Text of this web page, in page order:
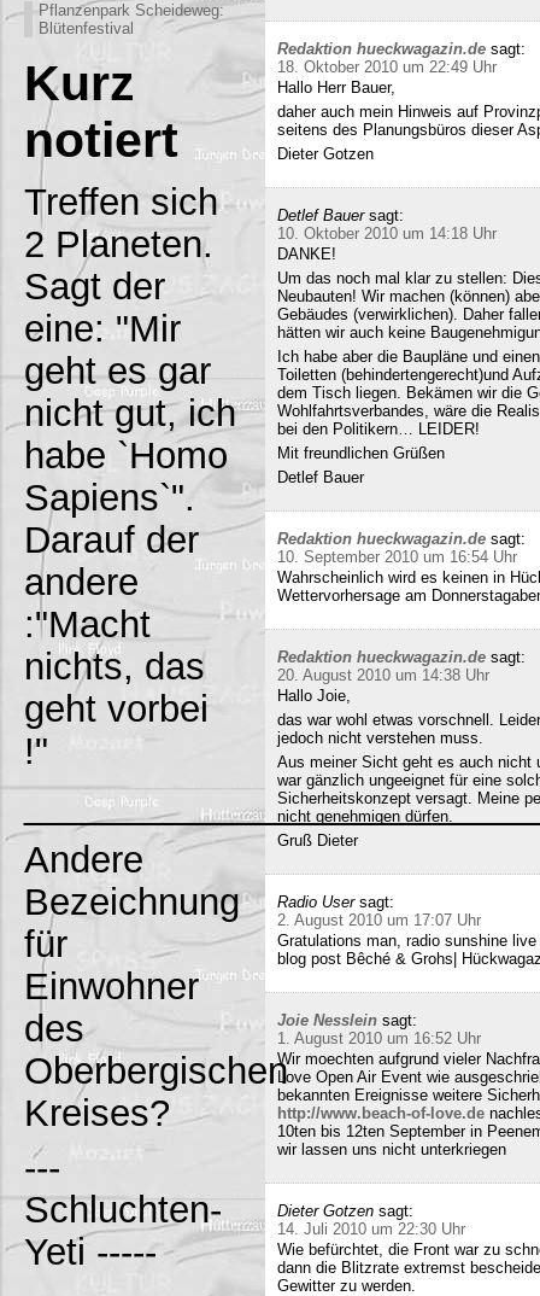
Pflanzenpark Scheideweg:
Blütenfestival
Kurz
notiert
Treffen sich
2 Planeten.
Sagt der
eine: "Mir
geht es gar
nicht gut, ich
habe `Homo
Sapiens`".
Darauf der
andere
:"Macht
nichts, das
geht vorbei
!"
Andere
Bezeichnung
für
Einwohner
des
Oberbergischen
Kreises?
---
Schluchten-
Yeti -----
Redaktion hueckwagazin.de sagt:
18. Oktober 2010 um 22:49 Uhr
Hallo Herr Bauer,
daher auch mein Hinweis auf
seitens des Planungsbüros dieser
Dieter Gotzen
Detlef Bauer sagt:
10. Oktober 2010 um 14:18 Uhr
DANKE!
Um das noch mal klar zu stellen:
Neubauten! Wir machen (können)
Gebäudes (verwirklichen). Daher
hätten wir auch keine
Ich habe aber die Baupläne und
Toiletten (behindertengerecht)und
dem Tisch liegen. Bekämen wir die
Wohlfahrtsverbandes, wäre die
bei den Politikern… LEIDER!
Mit freundlichen Grüßen
Detlef Bauer
Redaktion hueckwagazin.de sagt:
10. September 2010 um 16:54 Uhr
Wahrscheinlich wird es keinen in
Wettervorhersage am
Redaktion hueckwagazin.de sagt:
20. August 2010 um 14:38 Uhr
Hallo Joie,
das war wohl etwas vorschnell.
jedoch nicht verstehen muss.
Aus meiner Sicht geht es auch nicht
war gänzlich ungeeignet für eine
Sicherheitskonzept versagt. Meine
nicht genehmigen dürfen.
Gruß Dieter
Radio User sagt:
2. August 2010 um 17:07 Uhr
Gratulations man, radio sunshine
blog post Bêché & Grohs|
Joie Nesslein sagt:
1. August 2010 um 16:52 Uhr
Wir moechten aufgrund vieler
Love Open Air Event wie
bekannten Ereignisse weitere
http://www.beach-of-love.de
10ten bis 12ten September in
wir lassen uns nicht unterkriegen
Dieter Gotzen sagt:
14. Juli 2010 um 22:30 Uhr
Wie befürchtet, die Front war zu
dann die Blitzrate extremst
Gewitter zu werden.